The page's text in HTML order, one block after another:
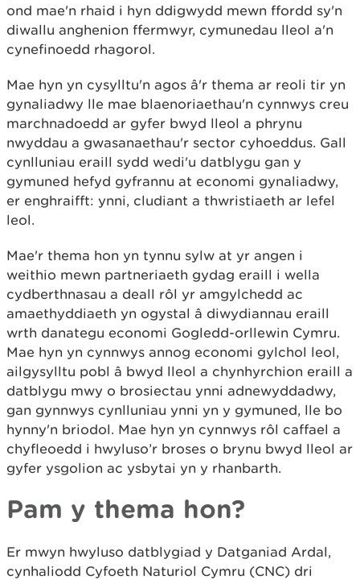
ond mae'n rhaid i hyn ddigwydd mewn ffordd sy'n
diwallu anghenion ffermwyr, cymunedau lleol a'n
cynefinoedd rhagorol.
Mae hyn yn cysylltu'n agos â'r thema ar reoli tir yn
gynaliadwy lle mae blaenoriaethau'n cynnwys creu
marchnadoedd ar gyfer bwyd lleol a phrynu
nwyddau a gwasanaethau'r sector cyhoeddus. Gall
cynlluniau eraill sydd wedi'u datblygu gan y
gymuned hefyd gyfrannu at economi gynaliadwy,
er enghraifft: ynni, cludiant a thwristiaeth ar lefel
leol.
Mae'r thema hon yn tynnu sylw at yr angen i
weithio mewn partneriaeth gydag eraill i wella
cydberthnasau a deall rôl yr amgylchedd ac
amaethyddiaeth yn ogystal â diwydiannau eraill
wrth danategu economi Gogledd-orllewin Cymru.
Mae hyn yn cynnwys annog economi gylchol leol,
ailgysylltu pobl â bwyd lleol a chynhyrchion eraill a
datblygu mwy o brosiectau ynni adnewyddadwy,
gan gynnwys cynlluniau ynni yn y gymuned, lle bo
hynny'n briodol. Mae hyn yn cynnwys rôl caffael a
chyfleoedd i hwyluso’r broses o brynu bwyd lleol ar
gyfer ysgolion ac ysbytai yn y rhanbarth.
Pam y thema hon?
Er mwyn hwyluso datblygiad y Datganiad Ardal,
cynhaliodd Cyfoeth Naturiol Cymru (CNC) dri